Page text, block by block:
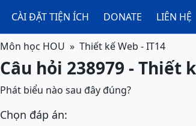
CÀI ĐẶT TIỆN ÍCH DONATE LIÊN HỆ
Môn học HOU Thiết kế Web - IT14
Câu hỏi 238979 - Thiết
Phát biểu nào sau đây đúng?
Chọn đáp án: